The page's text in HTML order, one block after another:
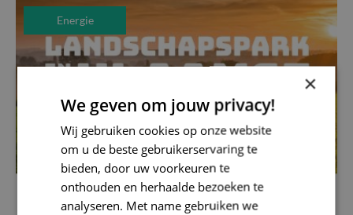
Energie
×
We geven om jouw privacy!
Wij gebruiken cookies op onze website
om u de beste gebruikerservaring te
bieden, door uw voorkeuren te
onthouden en herhaalde bezoeken te
analyseren. Met name gebruiken we